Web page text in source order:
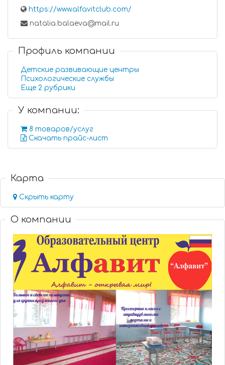
https://www.alfavitclub.com/
natalia.balaeva@mail.ru
Профиль компании
Детские развивающие центры
Психологические службы
Еще 2 рубрики
У компании:
8 товаров/услуг
Скачать прайс-лист
Карта
Скрыть карту
О компании